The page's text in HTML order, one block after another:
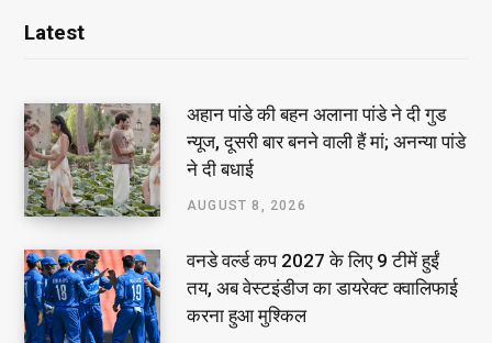
Latest
अहान पांडे की बहन अलाना पांडे ने दी गुड
न्यूज, दूसरी बार बनने वाली हैं मां; अनन्या पांडे
ने दी बधाई
AUGUST 8, 2026
वनडे वर्ल्ड कप 2027 के लिए 9 टीमें हुईं
तय, अब वेस्टइंडीज का डायरेक्ट क्वालिफाई
करना हुआ मुश्किल